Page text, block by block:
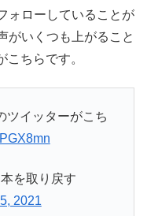
ォローしていることが
がいくつも上がること
ちらです。
ツイッターがこち
を取り戻す
2021